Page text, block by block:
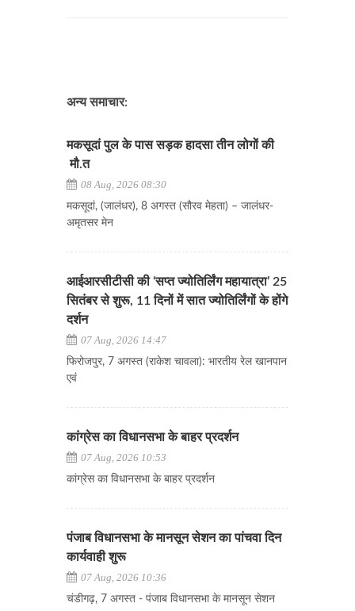
अन्य समाचार:
मकसूदां पुल के पास सड़क हादसा तीन लोगों की
मौ.त
08 Aug, 2026 08:30
मकसूदां, (जालंधर), 8 अगस्त (सौरव मेहता) – जालंधर-
अमृतसर मेन
आईआरसीटीसी की ‘सप्त ज्योतिर्लिंग महायात्रा’ 25
सितंबर से शुरू, 11 दिनों में सात ज्योतिर्लिंगों के होंगे
दर्शन
07 Aug, 2026 14:47
फिरोजपुर, 7 अगस्त (राकेश चावला): भारतीय रेल खानपान
एवं
कांग्रेस का विधानसभा के बाहर प्रदर्शन
07 Aug, 2026 10:53
कांग्रेस का विधानसभा के बाहर प्रदर्शन
पंजाब विधानसभा के मानसून सेशन का पांचवा दिन
कार्यवाही शुरू
07 Aug, 2026 10:36
चंडीगढ़, 7 अगस्त - पंजाब विधानसभा के मानसून सेशन